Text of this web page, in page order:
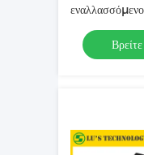
3.3V 5V 9V